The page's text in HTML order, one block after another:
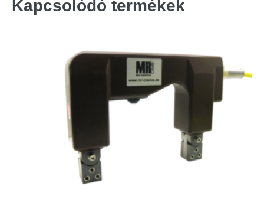
Kapcsolódó termékek